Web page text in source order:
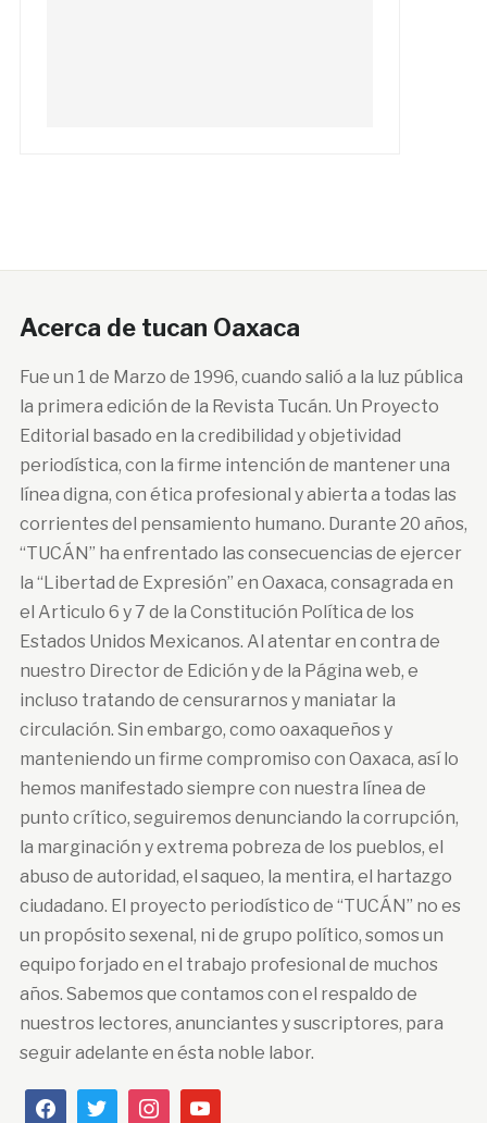
Acerca de tucan Oaxaca
Fue un 1 de Marzo de 1996, cuando salió a la luz pública
la primera edición de la Revista Tucán. Un Proyecto
Editorial basado en la credibilidad y objetividad
periodística, con la firme intención de mantener una
línea digna, con ética profesional y abierta a todas las
corrientes del pensamiento humano. Durante 20 años,
“TUCÁN” ha enfrentado las consecuencias de ejercer
la “Libertad de Expresión” en Oaxaca, consagrada en
el Articulo 6 y 7 de la Constitución Política de los
Estados Unidos Mexicanos. Al atentar en contra de
nuestro Director de Edición y de la Página web, e
incluso tratando de censurarnos y maniatar la
circulación. Sin embargo, como oaxaqueños y
manteniendo un firme compromiso con Oaxaca, así lo
hemos manifestado siempre con nuestra línea de
punto crítico, seguiremos denunciando la corrupción,
la marginación y extrema pobreza de los pueblos, el
abuso de autoridad, el saqueo, la mentira, el hartazgo
ciudadano. El proyecto periodístico de “TUCÁN” no es
un propósito sexenal, ni de grupo político, somos un
equipo forjado en el trabajo profesional de muchos
años. Sabemos que contamos con el respaldo de
nuestros lectores, anunciantes y suscriptores, para
seguir adelante en ésta noble labor.